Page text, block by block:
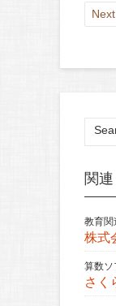
関
教育関
株式
算数ソ
さく